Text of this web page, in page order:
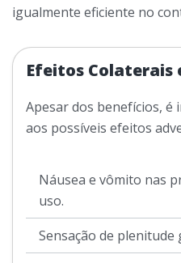
igualmente eficiente no
Efeitos Colaterais
Apesar dos benefícios,
aos possíveis efeitos
Náusea e vômito nas
uso.
Sensação de plenitude